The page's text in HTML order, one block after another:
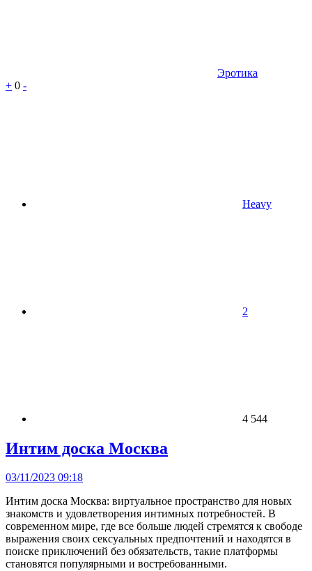
Эротика
+ 0 -
Heavy
2
4 544
Интим доска Москва
03/11/2023 09:18
Интим доска Москва: виртуальное пространство для новых
знакомств и удовлетворения интимных потребностей. В
современном мире, где все больше людей стремятся к свободе
выражения своих сексуальных предпочтений и находятся в
поиске приключений без обязательств, такие платформы
становятся популярными и востребованными.